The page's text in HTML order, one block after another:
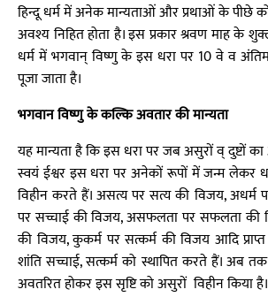
हिन्दू धर्म में अनेक मान्यताओं और प्रथाओं के पीछे
अवश्य निहित होता है। इस प्रकार श्रवण माह के
धर्म में भगवान् विष्णु के इस धरा पर 10 वे व
पूजा जाता है।
भगवान विष्णु के कल्कि अवतार की मान्यता
यह मान्यता है कि इस धरा पर जब असुरों व् दुष्टों
स्वयं ईश्वर इस धरा पर अनेकों रूपों में जन्म लेकर
विहीन करते हैं। असत्य पर सत्य की विजय, अधर्म
पर सच्चाई की विजय, असफलता पर सफलता की
की विजय, कुकर्म पर सत्कर्म की विजय आदि
शांति सच्चाई, सत्कर्म को स्थापित करते हैं। अब
अवतरित होकर इस सृष्टि को असुरों विहीन किया है।